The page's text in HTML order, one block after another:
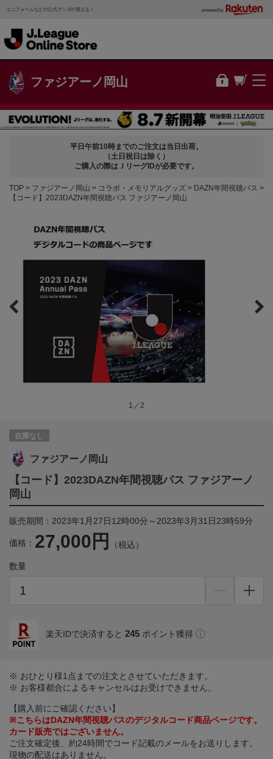
ユニフォームなどの公式グッズが買える！ powered by
ファジアーノ岡山
平日午前10時までのご注文は当日出荷。
（土日祝日は除く）
ご購入の際はＪリーグIDが必要です。
TOP ファジアーノ岡山 コラボ・メモリアルグッズ
DAZN年間視聴パス
【コード】2023DAZN年間視聴パス ファジアーノ岡山
1／2
在庫なし
ファジアーノ岡山
【コード】2023DAZN年間視聴パス ファジアーノ
岡山
販売期間：2023年1月27日12時00分～2023年3月31日23時59分
価格： 27,000円 （税込）
数量
楽天IDで決済すると 245 ポイント獲得
※ おひとり様1点までの注文とさせていただきます。
※ お客様都合によるキャンセルはお受けできません。
【購入前にご確認ください】
※こちらはDAZN年間視聴パスのデジタルコード商品ページです。
カード販売ではございません。
ご注文確定後、約24時間でコード記載のメールをお送りします。
現物の配送はありません。